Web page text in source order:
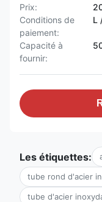
Prix:
Conditions de
paiement:
L
Capacité à
fournir:
Les étiquettes:
tube rond d'acier
tube d'acier